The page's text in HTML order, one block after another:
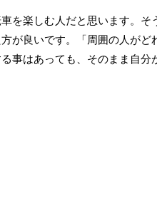
を楽しむ人だと思います。そ
が良いです。「周囲の人がど
事はあっても、そのまま自分